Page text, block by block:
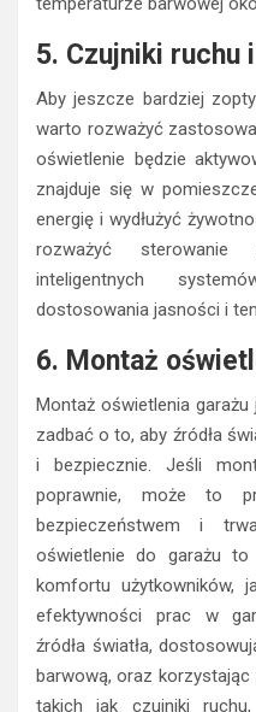
5. Czujniki ruchu
Aby jeszcze bardziej
warto rozważyć
oświetlenie będzie
znajduje się w
energię i wydłużyć
rozważyć sterowanie
inteligentnych
dostosowania jasności i
6. Montaż
Montaż oświetlenia
zadbać o to, aby źródła
i bezpiecznie. Jeśli
poprawnie, może to
bezpieczeństwem i
oświetlenie do garażu
komfortu użytkowników,
efektywności prac w
źródła światła,
barwową, oraz
takich jak czujniki